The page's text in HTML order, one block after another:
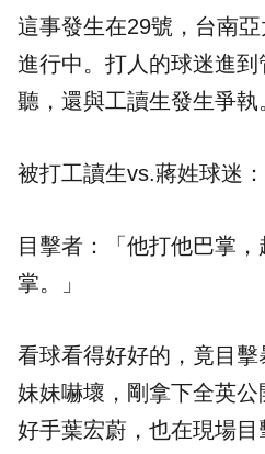
這事發生在29號，台南
進行中。打人的球迷進
聽，還與工讀生發生爭執
被打工讀生vs.蔣姓球迷：
目擊者：「他打他巴掌
掌。」
看球看得好好的，竟目擊
妹妹嚇壞，剛拿下全英
好手葉宏蔚，也在現場